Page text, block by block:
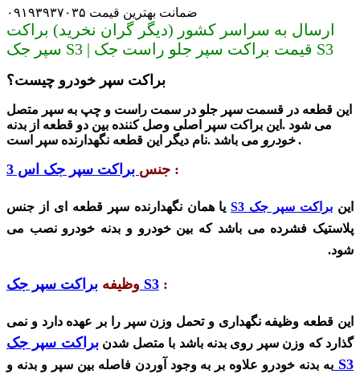
ضمانت بهترین قیمت ۰۹۱۹۳۹۳۷۰۳۵
ارسال به سراسر کشور (دیگر گران نخرید) براکت
سپر جک S3 | قیمت براکت سپر جلو راست جک S3
براکت سپر خودرو چیست؟
این قطعه در قسمت سپر جلو در سمت راست و چپ به سپر متصل
می شود .این براکت سپر اصلی وصل کننده بین دو قطعه از بدنه
خودرو می باشد .نام دیگر این قطعه نگهدارنده سپر است .
جنس براکت سپر جک اس 3 :
این براکت سپر جک S3
یا همان نگهدارنده سپر قطعه ای از جنس
پلاستیک فشرده می باشد که بین خودرو و بدنه خودرو نصب می
شود.
وظیفه براکت سپر جک S3 :
این قطعه وظیفه نگهداری و تحمل وزن سپر را بر عهده دارد و نمی
گذارد که وزن سپر روی بدنه باشد با متصل شدنبراکت سپر جک
S3 به بدنه خودرو علاوه بر به وجود آوردن فاصله بین سپر و بدنه و